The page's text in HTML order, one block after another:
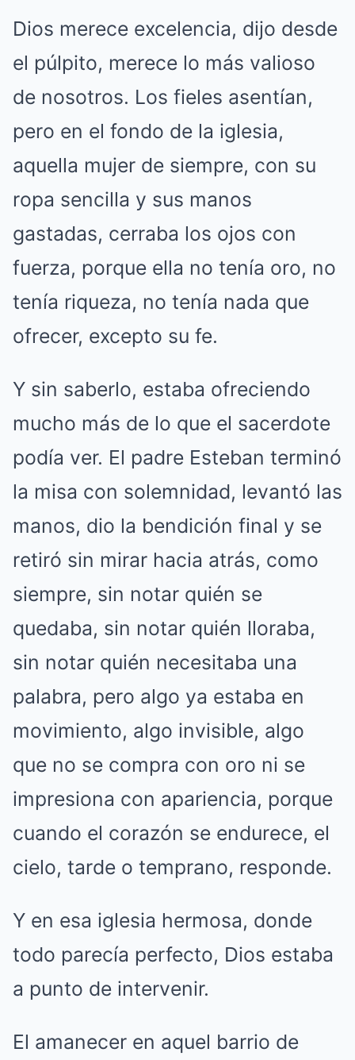
Dios merece excelencia, dijo desde
el púlpito, merece lo más valioso
de nosotros. Los fieles asentían,
pero en el fondo de la iglesia,
aquella mujer de siempre, con su
ropa sencilla y sus manos
gastadas, cerraba los ojos con
fuerza, porque ella no tenía oro, no
tenía riqueza, no tenía nada que
ofrecer, excepto su fe.
Y sin saberlo, estaba ofreciendo
mucho más de lo que el sacerdote
podía ver. El padre Esteban terminó
la misa con solemnidad, levantó las
manos, dio la bendición final y se
retiró sin mirar hacia atrás, como
siempre, sin notar quién se
quedaba, sin notar quién lloraba,
sin notar quién necesitaba una
palabra, pero algo ya estaba en
movimiento, algo invisible, algo
que no se compra con oro ni se
impresiona con apariencia, porque
cuando el corazón se endurece, el
cielo, tarde o temprano, responde.
Y en esa iglesia hermosa, donde
todo parecía perfecto, Dios estaba
a punto de intervenir.
El amanecer en aquel barrio de